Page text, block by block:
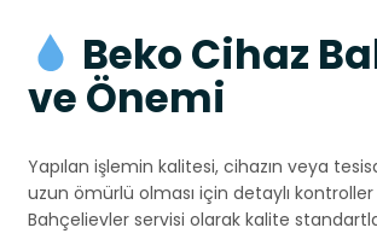
Beko Cihaz
ve Önemi
Yapılan işlemin kalitesi, cihazın veya
uzun ömürlü olması için detaylı kontroller
Bahçelievler servisi olarak kalite